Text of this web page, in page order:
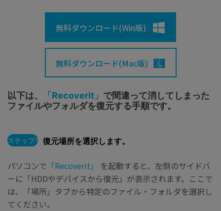
無料ダウンロード(Win版)
無料ダウンロード(Mac版)
以下は、 「Recoverit」 で間違って消してしまった
ファイルやフォルダを復元する手順です。
ステップ1 復元場所を選択します。
パソコンで 「Recoverit」
を起動すると、左側のサイドバ
ーに「HDDやデバイスから復元」が表示されます。ここで
は、「場所」タブから特定のファイル・フォルダを選択し
てください。